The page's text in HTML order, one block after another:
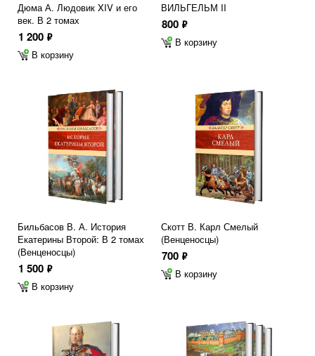
Дюма А. Людовик XIV и его
век. В 2 томах
1 200 ф
В корзину
ВИЛЬГЕЛЬМ II
800 ф
В корзину
Бильбасов В. А. История
Екатерины Второй: В 2 томах
(Венценосцы)
1 500 ф
В корзину
Скотт В. Карл Смелый
(Венценосцы)
700 ф
В корзину